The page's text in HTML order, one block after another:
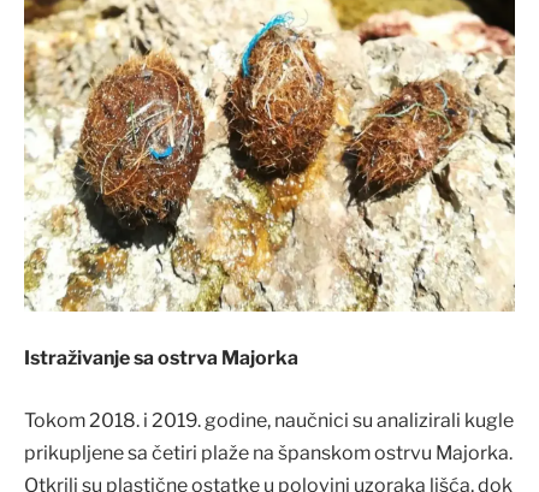
Istraživanje sa ostrva Majorka
Tokom 2018. i 2019. godine, naučnici su analizirali kugle
prikupljene sa četiri plaže na španskom ostrvu Majorka.
Otkrili su plastične ostatke u polovini uzoraka lišća, dok